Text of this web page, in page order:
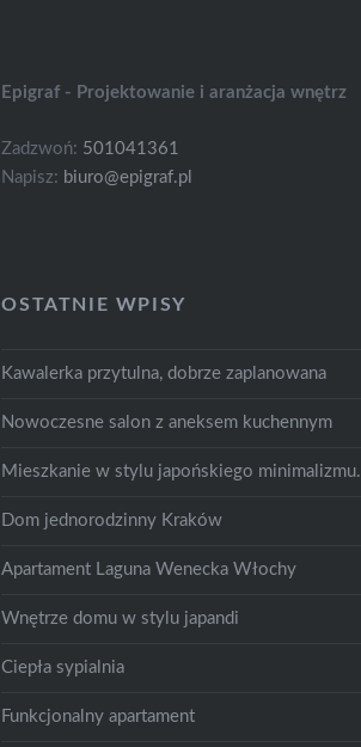
Epigraf - Projektowanie i aranżacja wnętrz
Zadzwoń: 501041361
Napisz: biuro@epigraf.pl
OSTATNIE WPISY
Kawalerka przytulna, dobrze zaplanowana
Nowoczesne salon z aneksem kuchennym
Mieszkanie w stylu japońskiego minimalizmu.
Dom jednorodzinny Kraków
Apartament Laguna Wenecka Włochy
Wnętrze domu w stylu japandi
Ciepła sypialnia
Funkcjonalny apartament